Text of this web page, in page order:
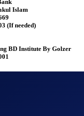
Islam
(If needed)
BD Institute By Golzer